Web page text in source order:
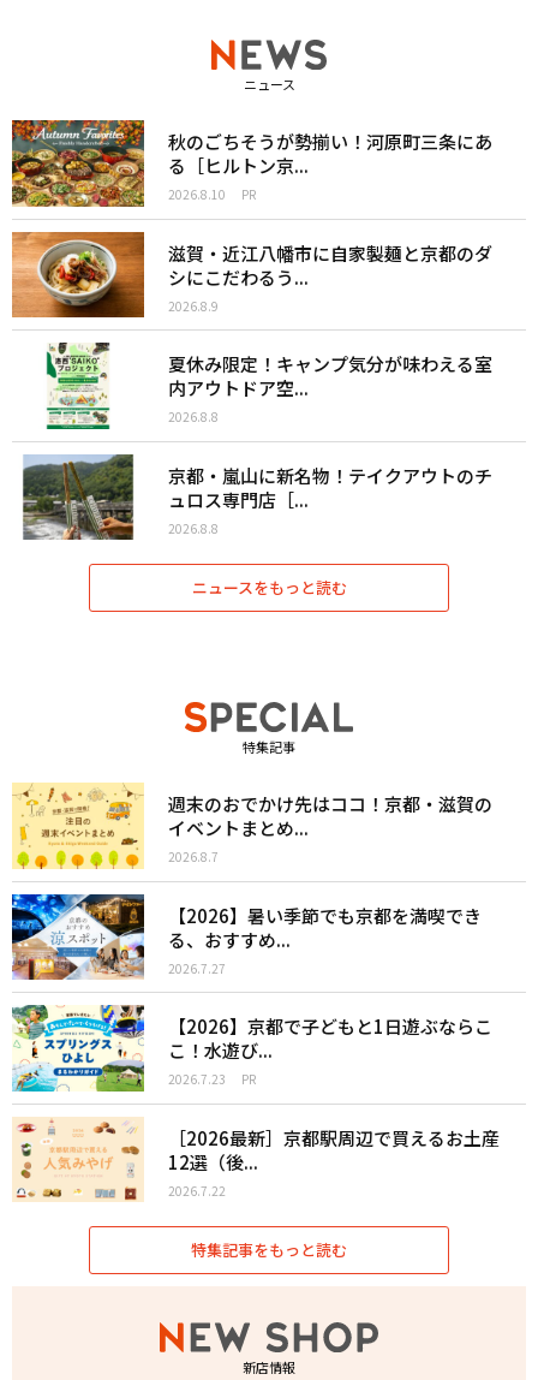
ニュース
秋のごちそうが勢揃い！河原町三条にあ
る［ヒルトン京...
2026.8.10 PR
滋賀・近江八幡市に自家製麺と京都のダ
シにこだわるう...
2026.8.9
夏休み限定！キャンプ気分が味わえる室
内アウトドア空...
2026.8.8
京都・嵐山に新名物！テイクアウトのチ
ュロス専門店［...
2026.8.8
ニュースをもっと読む
特集記事
週末のおでかけ先はココ！京都・滋賀の
イベントまとめ...
2026.8.7
【2026】暑い季節でも京都を満喫でき
る、おすすめ...
2026.7.27
【2026】京都で子どもと1日遊ぶならこ
こ！水遊び...
2026.7.23 PR
［2026最新］京都駅周辺で買えるお土産
12選（後...
2026.7.22
特集記事をもっと読む
新店情報